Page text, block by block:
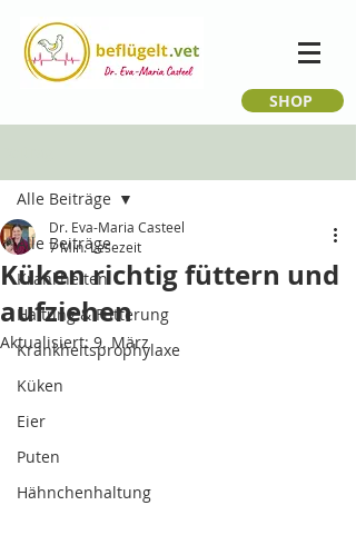
SHOP
Alle Beiträge
Krankheiten
Haltung & Fütterung
Krankheitsprophylaxe
Küken
Eier
Puten
Hähnchenhaltung
Alle Beiträge
Küken richtig füttern und
aufziehen
Dr. Eva-Maria Casteel
7 Min. Lesezeit
Aktualisiert:9. März